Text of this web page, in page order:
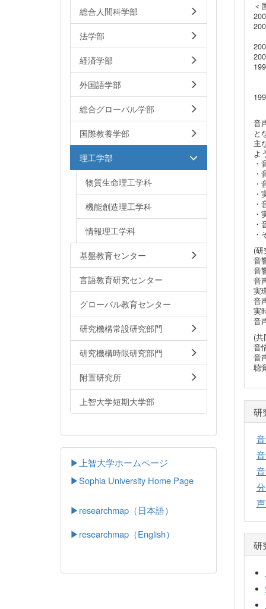
＜
音
と
主
よ
・
・
・
・
・
・
・
・
(研
音
音
音
実
音
実
音
(
音
音
聴
研
研
総合人間科学部
法学部
経済学部
外国語学部
総合グローバル学部
国際教養学部
理工学部
物質生命理工学科
機能創造理工学科
情報理工学科
基盤教育センター
言語教育研究センター
グローバル教育センター
研究機構常設研究部門
研究機構時限研究部門
附置研究所
上智大学短期大学部
▶上智大学ホームページ
▶Sophia University Home Page
▶researchmap（日本語）
▶researchmap（English）